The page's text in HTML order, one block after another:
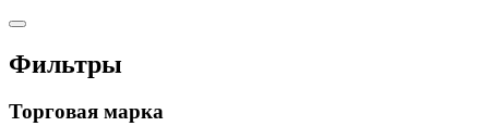
Фильтры
Торговая марка